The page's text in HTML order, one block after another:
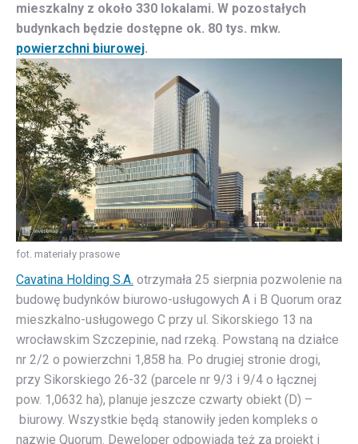
mieszkalny z około 330 lokalami. W pozostałych
budynkach będzie dostępne ok. 80 tys. mkw.
powierzchni biurowej.
fot. materiały prasowe
Cavatina Holding S.A. otrzymała 25 sierpnia pozwolenie na
budowę budynków biurowo-usługowych A i B Quorum oraz
mieszkalno-usługowego C przy ul. Sikorskiego 13 na
wrocławskim Szczepinie, nad rzeką. Powstaną na działce
nr 2/2 o powierzchni 1,858 ha. Po drugiej stronie drogi,
przy Sikorskiego 26-32 (parcele nr 9/3 i 9/4 o łącznej
pow. 1,0632 ha), planuje jeszcze czwarty obiekt (D) –
biurowy. Wszystkie będą stanowiły jeden kompleks o
nazwie Quorum. Deweloper odpowiada też za projekt i